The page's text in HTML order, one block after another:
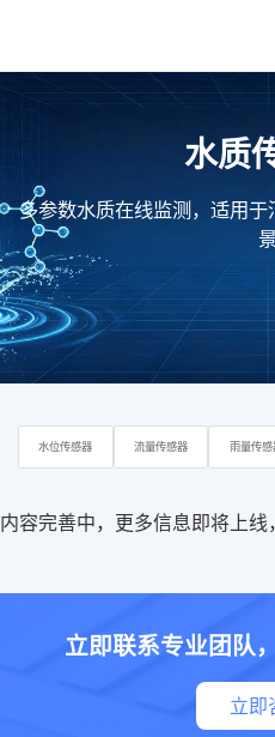
水质
多参数水质在线监测，适用
水位传感器 流量传感器 雨量传感
内容完善中，更多信息即将上线
立即联系专业团队
立即